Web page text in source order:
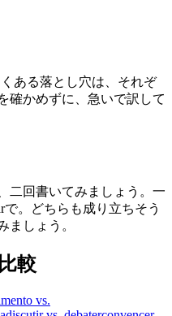
くある落とし穴は、それぞ
確かめずに、急いで訳して
二回書いてみましょう。一
で。どちらも成り立ちそう
ましょう。
較
vs.